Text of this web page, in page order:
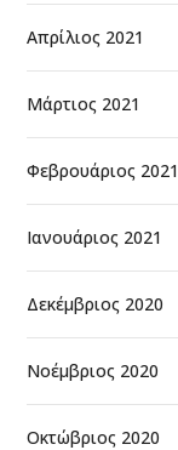
Απρίλιος 2021
Μάρτιος 2021
Φεβρουάριος 2021
Ιανουάριος 2021
Δεκέμβριος 2020
Νοέμβριος 2020
Οκτώβριος 2020